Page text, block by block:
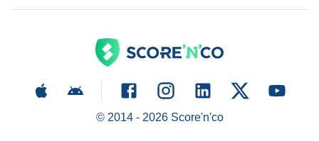
© 2014 - 2026Score'n'co